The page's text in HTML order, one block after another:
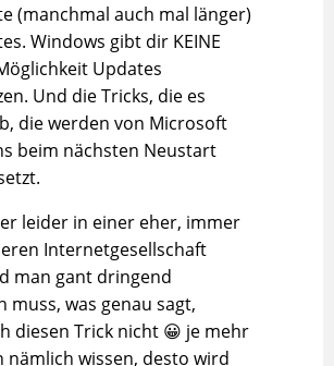
(manchmal auch mal länger)
Windows gibt dir KEINE
Updates
Und die Tricks, die es
die werden von Microsoft
beim nächsten Neustart
leider in einer eher, immer
Internetgesellschaft
man gant dringend
muss, was genau sagt,
diesen Trick nicht 😀 je mehr
nämlich wissen, desto wird